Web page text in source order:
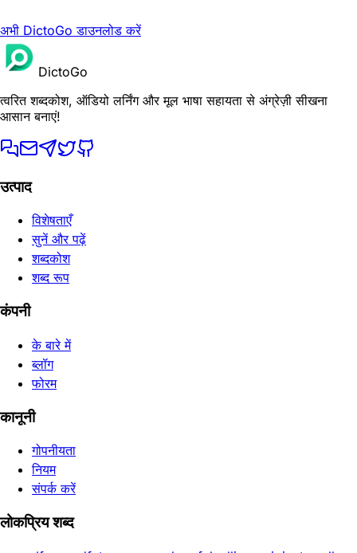
अभी DictoGo डाउनलोड करें
DictoGo
त्वरित शब्दकोश, ऑडियो लर्निंग और मूल भाषा सहायता से अंग्रेज़ी सीखना
आसान बनाएं!
उत्पाद
विशेषताएँ
सुनें और पढ़ें
शब्दकोश
शब्द रूप
कंपनी
के बारे में
ब्लॉग
फोरम
कानूनी
गोपनीयता
नियम
संपर्क करें
लोकप्रिय शब्द